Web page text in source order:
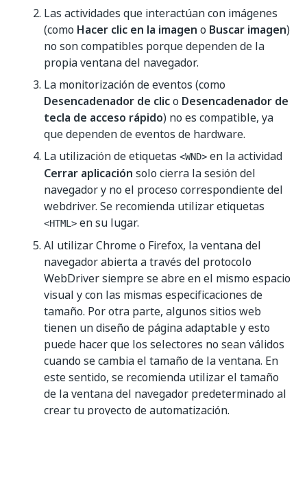
Las actividades que interactúan con imágenes
(como Hacer clic en la imagen o Buscar imagen)
no son compatibles porque dependen de la
propia ventana del navegador.
La monitorización de eventos (como
Desencadenador de clico Desencadenador de
tecla de acceso rápido) no es compatible, ya
que dependen de eventos de hardware.
La utilización de etiquetas <WND> en la actividad
Cerrar aplicación solo cierra la sesión del
navegador y no el proceso correspondiente del
webdriver. Se recomienda utilizar etiquetas
<HTML> en su lugar.
Al utilizar Chrome o Firefox, la ventana del
navegador abierta a través del protocolo
WebDriver siempre se abre en el mismo espacio
visual y con las mismas especificaciones de
tamaño. Por otra parte, algunos sitios web
tienen un diseño de página adaptable y esto
puede hacer que los selectores no sean válidos
cuando se cambia el tamaño de la ventana. En
este sentido, se recomienda utilizar el tamaño
de la ventana del navegador predeterminado al
crear tu proyecto de automatización.